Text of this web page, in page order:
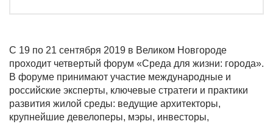
С 19 по 21 сентября 2019 в Великом Новгороде
проходит четвертый форум «Среда для жизни: города».
В форуме принимают участие международные и
российские эксперты, ключевые стратеги и практики
развития жилой среды: ведущие архитекторы,
крупнейшие девелоперы, мэры, инвесторы,